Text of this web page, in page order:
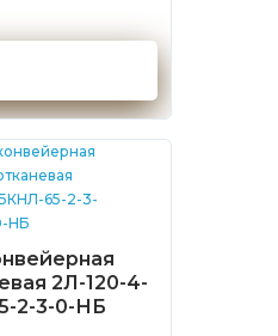
2Л-120-4-
2-3-0-НБ